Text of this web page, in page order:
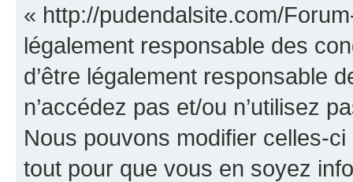
« http://pudendalsite.com/
légalement responsable des
d’être légalement responsable
n’accédez pas et/ou n’utilisez
Nous pouvons modifier celles-
tout pour que vous en soyez